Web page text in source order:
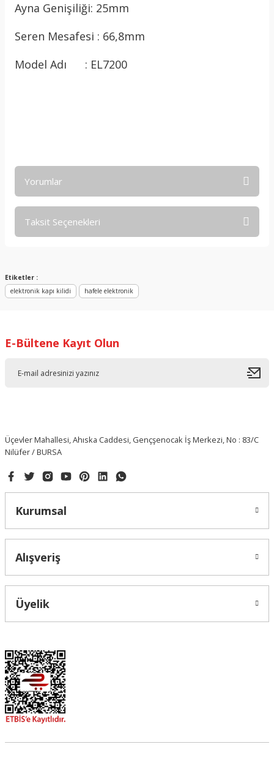
Ayna Genişiliği: 25mm
Seren Mesafesi : 66,8mm
Model Adı : EL7200
Yorumlar
Taksit Seçenekleri
Etiketler :
elektronik kapı kilidi
hafele elektronik
E-Bültene Kayıt Olun
Üçevler Mahallesi, Ahıska Caddesi, Gençşenocak İş Merkezi, No : 83/C
Nilüfer / BURSA
Kurumsal
Alışveriş
Üyelik